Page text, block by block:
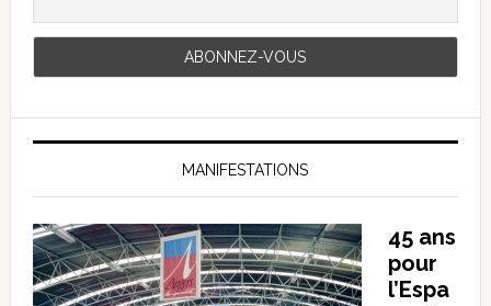
MANIFESTATIONS
45 ans
pour
l’Espa